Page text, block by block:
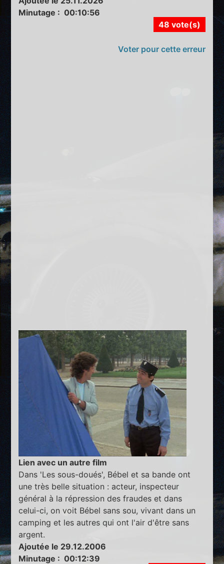
Minutage : 00:10:56
48 vote(s)
Voter pour cette erreur
Lien avec un autre film
Dans 'Les sous-doués', Bébel et sa bande ont
une très belle situation : acteur, inspecteur
général à la répression des fraudes et dans
celui-ci, on voit Bébel sans sou, vivant dans un
camping et les autres qui ont l'air d'être sans
argent.
Ajoutée le 29.12.2006
Minutage : 00:12:39